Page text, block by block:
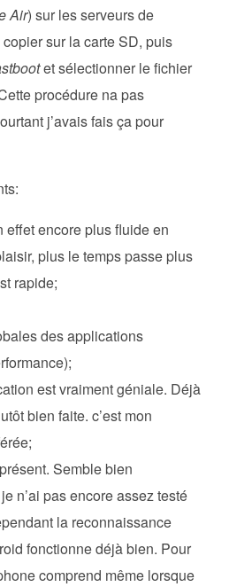
Air) sur les serveurs de
sur la carte SD, puis
et sélectionner le fichier
procédure na pas
j’avais fais ça pour
effet encore plus fluide en
plus le temps passe plus
rapide;
des applications
est vraiment géniale. Déjà
bien faite. c’est mon
Semble bien
n’ai pas encore assez testé
la reconnaissance
fonctionne déjà bien. Pour
comprend même lorsque